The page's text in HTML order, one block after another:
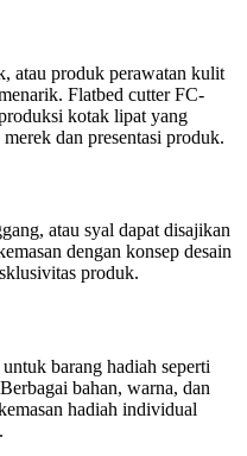
atau produk perawatan kulit
Flatbed cutter FC-
kotak lipat yang
dan presentasi produk.
atau syal dapat disajikan
dengan konsep desain
produk.
barang hadiah seperti
bahan, warna, dan
hadiah individual